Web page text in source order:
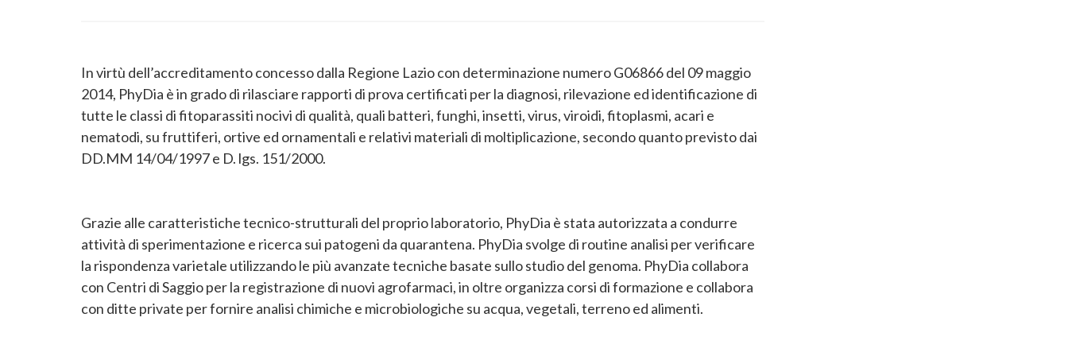
In virtù dell’accreditamento concesso dalla Regione Lazio con determinazione numero G06866 del 09 maggio
2014, PhyDia è in grado di rilasciare rapporti di prova certificati per la diagnosi, rilevazione ed identificazione di
tutte le classi di fitoparassiti nocivi di qualità, quali batteri, funghi, insetti, virus, viroidi, fitoplasmi, acari e
nematodi, su fruttiferi, ortive ed ornamentali e relativi materiali di moltiplicazione, secondo quanto previsto dai
DD.MM 14/04/1997 e D. lgs. 151/2000.
Grazie alle caratteristiche tecnico-strutturali del proprio laboratorio, PhyDia è stata autorizzata a condurre
attività di sperimentazione e ricerca sui patogeni da quarantena. PhyDia svolge di routine analisi per verificare
la rispondenza varietale utilizzando le più avanzate tecniche basate sullo studio del genoma. PhyDia collabora
con Centri di Saggio per la registrazione di nuovi agrofarmaci, in oltre organizza corsi di formazione e collabora
con ditte private per fornire analisi chimiche e microbiologiche su acqua, vegetali, terreno ed alimenti.